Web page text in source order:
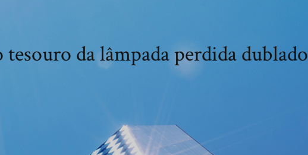
da lâmpada perdida dublado